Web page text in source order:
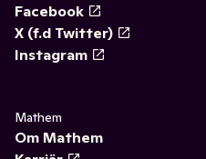
Facebook
X (f.d Twitter)
Instagram
Mathem
Om Mathem